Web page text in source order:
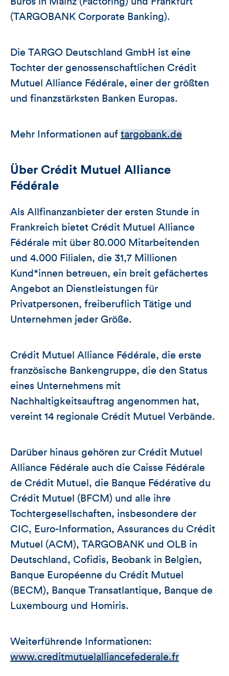
(TARGOBANK Corporate Banking).
Die TARGO Deutschland GmbH ist eine
Tochter der genossenschaftlichen Crédit
Mutuel Alliance Fédérale, einer der größten
und finanzstärksten Banken Europas.
Mehr Informationen auf targobank.de
Über Crédit Mutuel Alliance
Fédérale
Als Allfinanzanbieter der ersten Stunde in
Frankreich bietet Crédit Mutuel Alliance
Fédérale mit über 80.000 Mitarbeitenden
und 4.000 Filialen, die 31,7 Millionen
Kund*innen betreuen, ein breit gefächertes
Angebot an Dienstleistungen für
Privatpersonen, freiberuflich Tätige und
Unternehmen jeder Größe.
Crédit Mutuel Alliance Fédérale, die erste
französische Bankengruppe, die den Status
eines Unternehmens mit
Nachhaltigkeitsauftrag angenommen hat,
vereint 14 regionale Crédit Mutuel Verbände.
Darüber hinaus gehören zur Crédit Mutuel
Alliance Fédérale auch die Caisse Fédérale
de Crédit Mutuel, die Banque Fédérative du
Crédit Mutuel (BFCM) und alle ihre
Tochtergesellschaften, insbesondere der
CIC, Euro-Information, Assurances du Crédit
Mutuel (ACM), TARGOBANK und OLB in
Deutschland, Cofidis, Beobank in Belgien,
Banque Européenne du Crédit Mutuel
(BECM), Banque Transatlantique, Banque de
Luxembourg und Homiris.
Weiterführende Informationen:
www.creditmutuelalliancefederale.fr